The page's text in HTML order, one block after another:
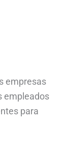
empresas
empleados
para